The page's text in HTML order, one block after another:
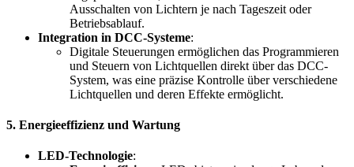
Ausschalten von Lichtern je nach Tageszeit oder
Betriebsablauf.
Integration in DCC-Systeme:
Digitale Steuerungen ermöglichen das Programmieren
und Steuern von Lichtquellen direkt über das DCC-
System, was eine präzise Kontrolle über verschiedene
Lichtquellen und deren Effekte ermöglicht.
5. Energieeffizienz und Wartung
LED-Technologie: